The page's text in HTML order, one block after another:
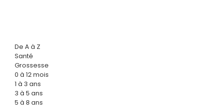
De A à Z
Santé
Grossesse
0 à 12 mois
1 à 3 ans
3 à 5 ans
5 à 8 ans